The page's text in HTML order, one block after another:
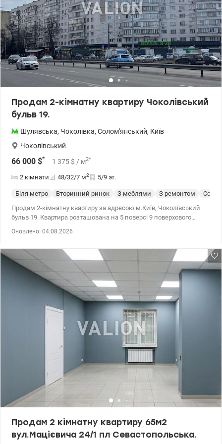
Продам 2-кімнатну квартиру Чоколівський
бульв 19.
Шулявська, Чоколівка, Солом'янський, Київ
Чоколівський
66 000 $* 1 375 $ / м2*
2 кімнати 48/32/7 м2 5/9 эт.
Біля метро Вторинний ринок З меблями З ремонтом
Продам 2-кімнатну квартиру за адресою м.Київ, Чоколівський
бульв 19. Квартира розташована на 5 поверсі 9 поверхового
централізоване опалення, газова плита. Квартира у хорошому
житловому стані . Зроблено частково ремонт у кухні, кімнатах та
коридорі. Встановлено металопластикові вікна, паркет у
кімнатах. Частково залишаються меблі та техніка. Квартира
тепла, світла та має зручне планування. Охайний під'їзд з
домофоном, хороші тихі сусіди. Повністю закритий тихий
внутрішній зелений двір, у дворі будинку є великий дитячий та
спортивний майданчики та парковка. Район із добре
розвиненою інфраструктурою поруч магазини (АТБ, Сільпо,
Фора, ринок), школи, дитячі садочки та зупинки громадського
транспорту, пряме сполучення до метро Шулявська 10 хвил. Ціна
66 000 у.о. Світлана, тел. 096-126-02-44 valion.ua/1153262
Оновлено: 04.08.2026
Продам 2 кімнатну квартиру 65м2
вул.Мацієвича 24/1 пл Севастопольська.